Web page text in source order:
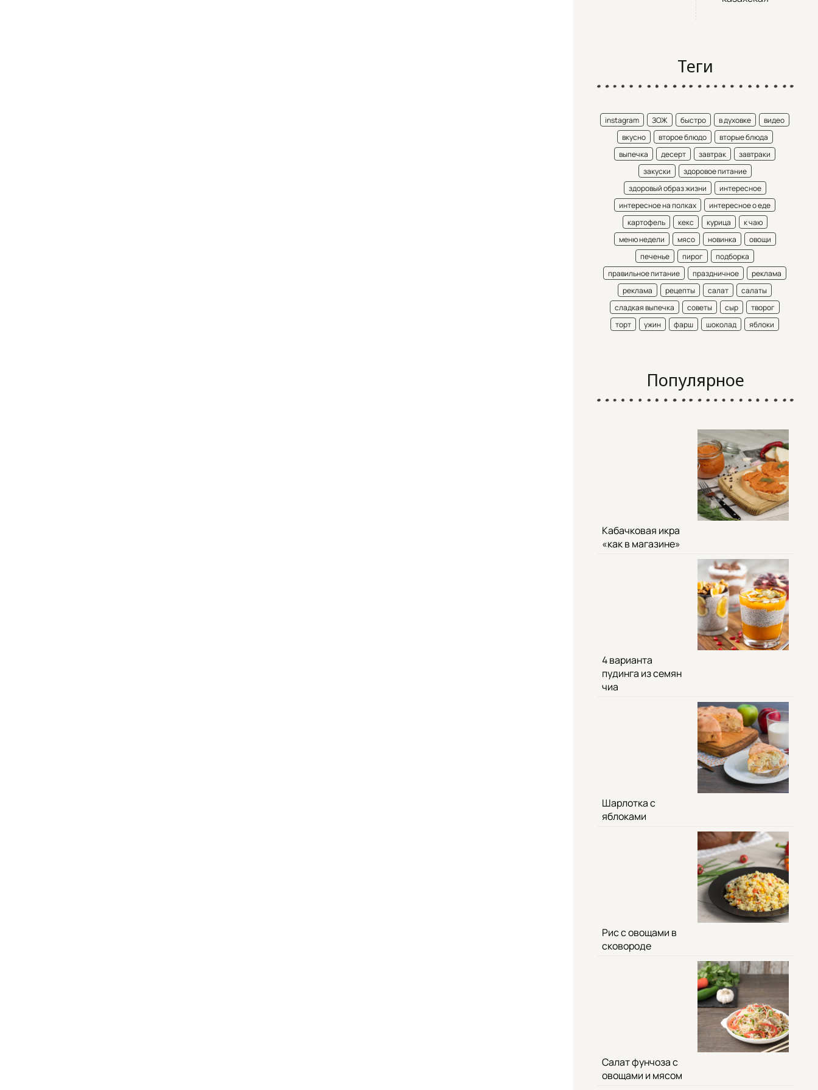
Теги
instagram ЗОЖ быстро в духовке
видео
вкусно
второе блюдо
вторые блюда
выпечка
десерт завтрак
завтраки
закуски
здоровое питание
здоровый образ жизни
интересное
интересное на полках
интересное о еде
картофель
кекс курица
к чаю
меню недели
мясо новинка
овощи
печенье
пирог
подборка
правильное питание
праздничное
реклама
реклама
рецепты салат
салаты
сладкая выпечка
советы сыр
творог
торт
ужин фарш шоколад яблоки
Популярное
Кабачковая икра
«как в магазине»
4 варианта
пудинга из семян
чиа
Шарлотка с
яблоками
Рис с овощами в
сковороде
Салат фунчоза с
овощами и мясом